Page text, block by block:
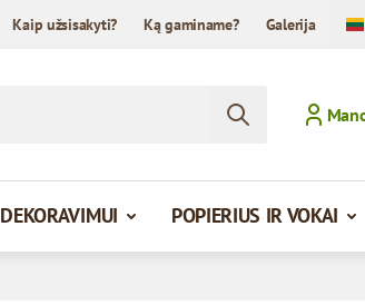
Kaip užsisakyti? Ką gaminame? Galerija
DEKORAVIMUI POPIERIUS IR VOKAI